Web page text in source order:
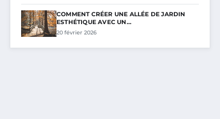
COMMENT CRÉER UNE ALLÉE DE JARDIN
ESTHÉTIQUE AVEC UN…
20 février 2026